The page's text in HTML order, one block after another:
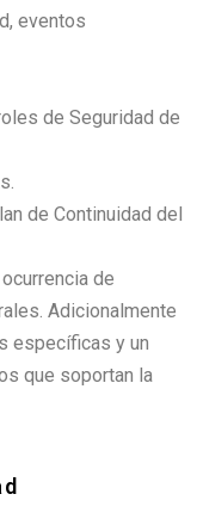
eventos
de Seguridad de
de Continuidad del
de
Adicionalmente
específicas y un
que soportan la